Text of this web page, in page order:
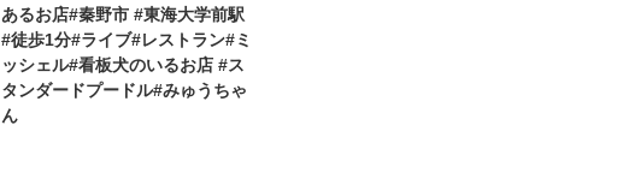
あるお店#秦野市 #東海大学前駅
#徒歩1分#ライブ#レストラン#ミ
ッシェル#看板犬のいるお店 #ス
タンダードプードル#みゅうちゃ
ん